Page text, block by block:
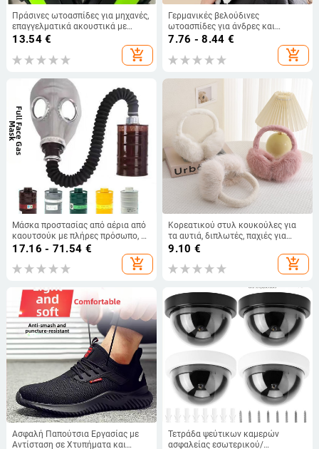
Πράσινες ωτοασπίδες για μηχανές,
επαγγελματικά ακουστικά με
μείωση θορύβου
13.54€
add_shopping_cart
Γερμανικές βελούδινες
ωτοασπίδες για άνδρες και
γυναίκες, φθινοπωρινές και
χειμερινές, ζεστές, αντιανεμικές
και κρύες, ανθεκτικές στο κρύο,
μικρές, αρωματικές ωτοασπίδες
για τον αέρα.
7.76 - 8.44 €
add_shopping_cart
Μάσκα προστασίας από αέρια από
καουτσούκ με πλήρες πρόσωπο, με
σωλήνα αέρα, δερμάτινο πρόσωπο
και φίλτρο φορμαλδεΰδης για
ψεκασμό και χημικές εργασίες
17.16 - 71.54 €
add_shopping_cart
Κορεατικού στυλ κουκούλες για
τα αυτιά, διπλωτές, παχιές για
ζεστασιά, γυναικείο μοντέλο,
χειμερινή ζεστασιά, σχέδιο σε
χρωματικά μπλοκ
9.10 €
add_shopping_cart
Ασφαλή Παπούτσια Εργασίας με
Αντίσταση σε Χτυπήματα και
Τετράδα ψεύτικων καμερών
ασφαλείας εσωτερικού/